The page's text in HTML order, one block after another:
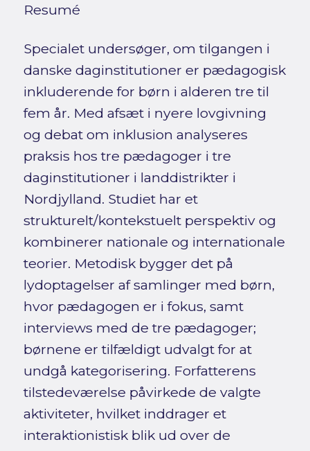
Resumé
Specialet undersøger, om tilgangen i
danske daginstitutioner er pædagogisk
inkluderende for børn i alderen tre til
fem år. Med afsæt i nyere lovgivning
og debat om inklusion analyseres
praksis hos tre pædagoger i tre
daginstitutioner i landdistrikter i
Nordjylland. Studiet har et
strukturelt/kontekstuelt perspektiv og
kombinerer nationale og internationale
teorier. Metodisk bygger det på
lydoptagelser af samlinger med børn,
hvor pædagogen er i fokus, samt
interviews med de tre pædagoger;
børnene er tilfældigt udvalgt for at
undgå kategorisering. Forfatterens
tilstedeværelse påvirkede de valgte
aktiviteter, hvilket inddrager et
interaktionistisk blik ud over de